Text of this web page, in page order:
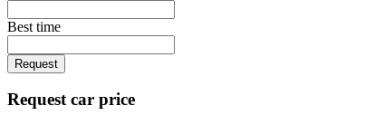
Best time
Request
Request car price